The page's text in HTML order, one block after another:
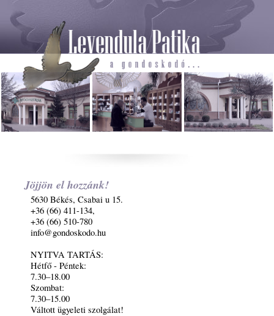
Jöjjön el hozzánk!
5630 Békés, Csabai u 15.
+36 (66) 411-134,
+36 (66) 510-780
info@gondoskodo.hu
NYITVA TARTÁS:
Hétfő - Péntek:
7.30–18.00
Szombat:
7.30–15.00
Váltott ügyeleti szolgálat!